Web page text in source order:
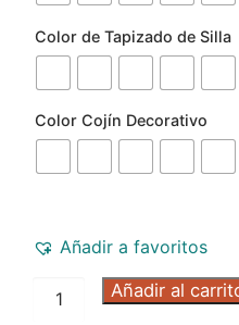
Color de Tapizado de Silla
Color Cojín Decorativo
Añadir a favoritos
Añadir al